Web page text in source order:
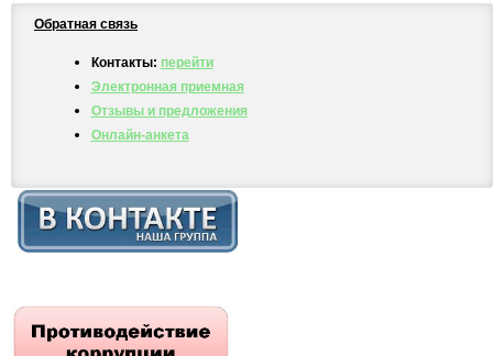
Обратная связь
Контакты: перейти
Электронная приемная
Отзывы и предложения
Онлайн-анкета